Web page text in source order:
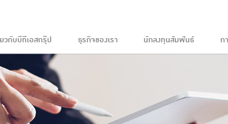
วกับบีทีเอสกรุ๊ป ธุรกิจของเรา นักลงทุนสัมพันธ์ ก